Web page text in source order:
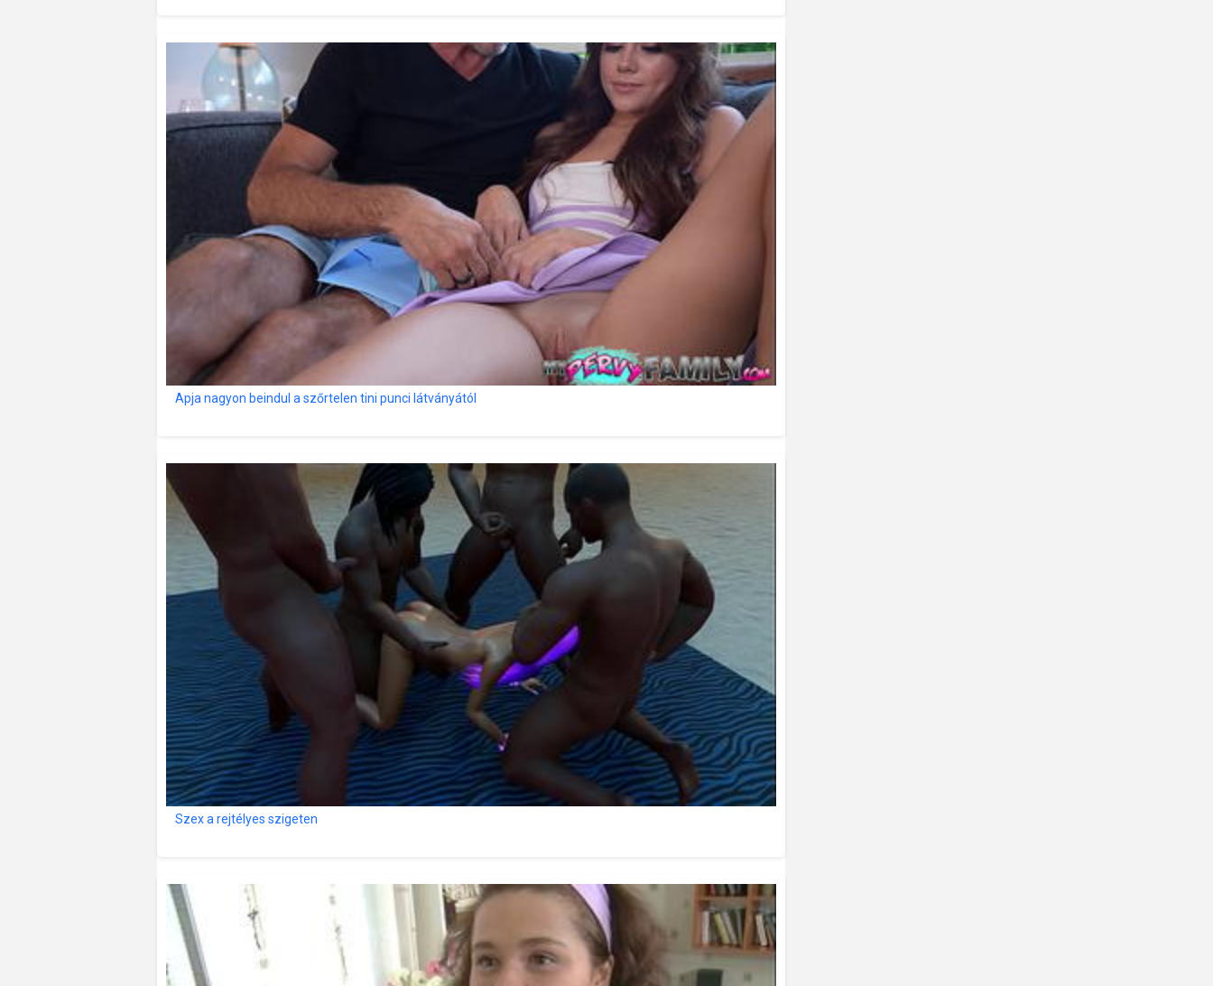
Apja nagyon beindul a szőrtelen tini punci látványától
Szex a rejtélyes szigeten